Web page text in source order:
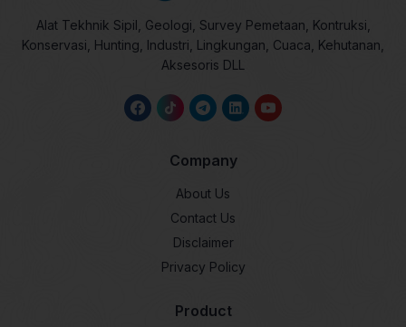
Alat Tekhnik Sipil, Geologi, Survey Pemetaan, Kontruksi,
Konservasi, Hunting, Industri, Lingkungan, Cuaca, Kehutanan,
Aksesoris DLL
Company
About Us
Contact Us
Disclaimer
Privacy Policy
Product